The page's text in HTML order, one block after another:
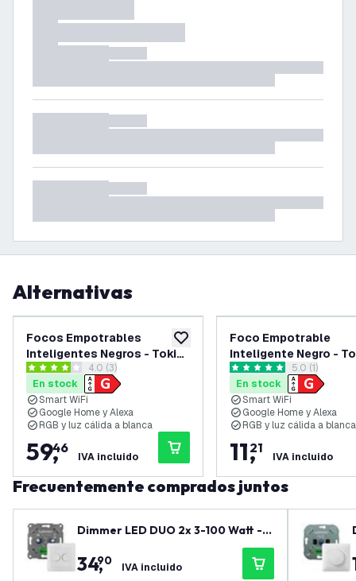
Alternativas
añadir a lista de deseos
Focos Empotrables
Inteligentes Negros - Tokio
- Regulable - RGB+CCT -
Pack de 6
abrir el panel de reseñas
4 estrellas de puntuación
4.0 (3)
En stock
Smart WiFi
Google Home y Alexa
RGB y luz cálida a blanca
59,
46
IVA incluido
Foco Empotrable
Inteligente Negro -
Regulable - RGB+CCT
abrir el panel
5 estrellas de puntuación
5.0 (1)
En stock
Smart WiFi
Google Home y Alexa
RGB y luz cálida a blanca
11,
21
IVA incluido
Frecuentemente comprados juntos
Dimmer LED DUO 2x 3-100 Watt - 2
20-240V - Corte de fase - Univers
al - Completo
34,
90 IVA incluido